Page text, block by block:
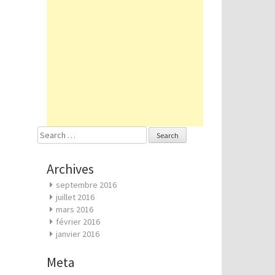
Search
Archives
septembre 2016
juillet 2016
mars 2016
février 2016
janvier 2016
Meta